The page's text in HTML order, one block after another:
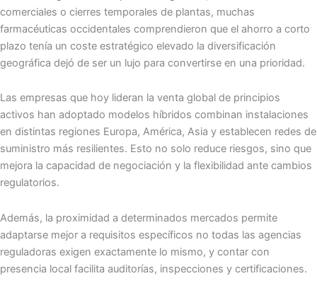
comerciales o cierres temporales de plantas, muchas
farmacéuticas occidentales comprendieron que el ahorro a corto
plazo tenía un coste estratégico elevado la diversificación
geográfica dejó de ser un lujo para convertirse en una prioridad.
Las empresas que hoy lideran la venta global de principios
activos han adoptado modelos híbridos combinan instalaciones
en distintas regiones Europa, América, Asia y establecen redes de
suministro más resilientes. Esto no solo reduce riesgos, sino que
mejora la capacidad de negociación y la flexibilidad ante cambios
regulatorios.
Además, la proximidad a determinados mercados permite
adaptarse mejor a requisitos específicos no todas las agencias
reguladoras exigen exactamente lo mismo, y contar con
presencia local facilita auditorías, inspecciones y certificaciones.